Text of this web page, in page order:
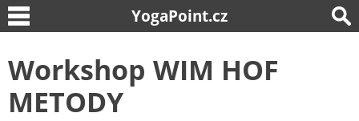
YogaPoint.cz
Workshop WIM HOF
METODY